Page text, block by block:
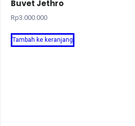
Buvet Jethro
Rp3.000.000
Tambah ke keranjang